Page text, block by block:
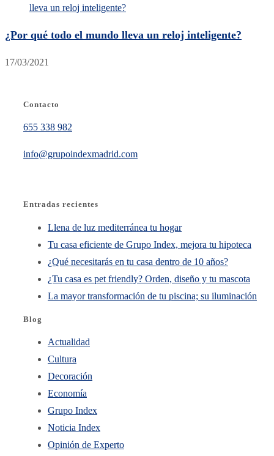
¿Por qué todo el mundo lleva un reloj inteligente?
17/03/2021
Contacto
655 338 982
info@grupoindexmadrid.com
Entradas recientes
Llena de luz mediterránea tu hogar
Tu casa eficiente de Grupo Index, mejora tu hipoteca
¿Qué necesitarás en tu casa dentro de 10 años?
¿Tu casa es pet friendly? Orden, diseño y tu mascota
La mayor transformación de tu piscina; su iluminación
Blog
Actualidad
Cultura
Decoración
Economía
Grupo Index
Noticia Index
Opinión de Experto